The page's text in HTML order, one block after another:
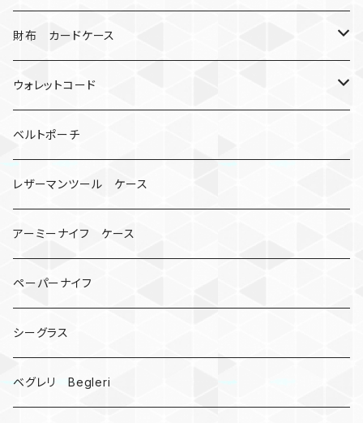
ミイラ
ナット
レザーマン
マルチツール
オニヤンマ
ビーズ
手裏剣
クロス十字架
ドリームキャッチャー
ハンドストラップ
リングストラップ
ゴルフマーカー
ゴルフボールケース
ティーホルダー
財布 カードケース
コインケース
チューブ
コインケース
紙
カードケース
ウォレットコード
2カラー
ベルトポーチ
レザーマンツール ケース
アーミーナイフ ケース
ペーパーナイフ
シーグラス
ベグレリ Begleri